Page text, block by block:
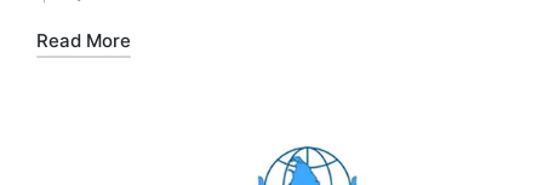
Read More